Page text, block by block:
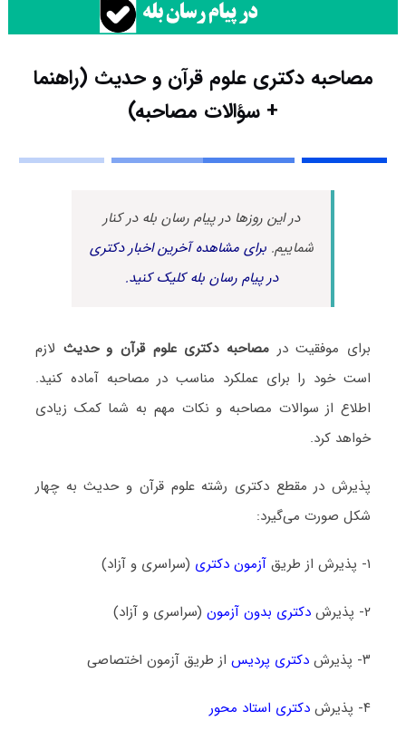
مصاحبه دکتری علوم قرآن و حدیث (راهنما
+ سؤالات مصاحبه)
در این روزها در پیام رسان بله در کنار
شماییم.برای مشاهده آخرین اخبار دکتری
در پیام رسان بله کلیک کنید.
برای موفقیت در مصاحبه دکتری علوم قرآن و حدیث لازم
است خود را برای عملکرد مناسب در مصاحبه آماده کنید.
اطلاع از سوالات مصاحبه و نکات مهم به شما کمک زیادی
خواهد کرد.
پذیرش در مقطع دکتری رشته علوم قرآن و حدیث به چهار
شکل صورت می‌گیرد:
۱- پذیرش از طریق آزمون دکتری (سراسری و آزاد)
۲- پذیرش دکتری بدون آزمون(سراسری و آزاد)
۳- پذیرش دکتری پردیساز طریق آزمون اختصاصی
۴- پذیرش دکتری استاد محور